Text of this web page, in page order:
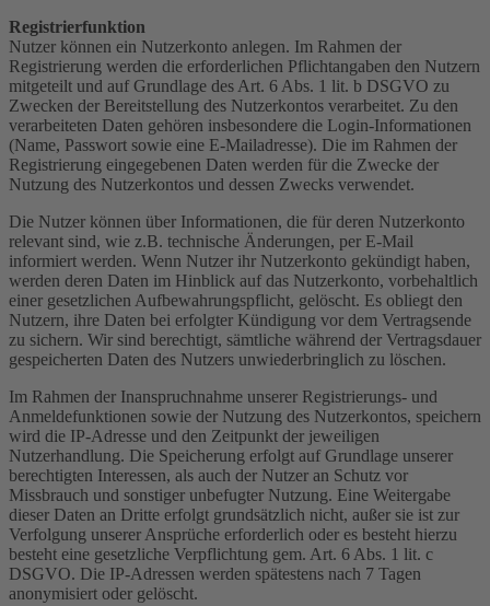
Registrierfunktion
Nutzer können ein Nutzerkonto anlegen. Im Rahmen der
Registrierung werden die erforderlichen Pflichtangaben den Nutzern
mitgeteilt und auf Grundlage des Art. 6 Abs. 1 lit. b DSGVO zu
Zwecken der Bereitstellung des Nutzerkontos verarbeitet. Zu den
verarbeiteten Daten gehören insbesondere die Login-Informationen
(Name, Passwort sowie eine E-Mailadresse). Die im Rahmen der
Registrierung eingegebenen Daten werden für die Zwecke der
Nutzung des Nutzerkontos und dessen Zwecks verwendet.
Die Nutzer können über Informationen, die für deren Nutzerkonto
relevant sind, wie z.B. technische Änderungen, per E-Mail
informiert werden. Wenn Nutzer ihr Nutzerkonto gekündigt haben,
werden deren Daten im Hinblick auf das Nutzerkonto, vorbehaltlich
einer gesetzlichen Aufbewahrungspflicht, gelöscht. Es obliegt den
Nutzern, ihre Daten bei erfolgter Kündigung vor dem Vertragsende
zu sichern. Wir sind berechtigt, sämtliche während der Vertragsdauer
gespeicherten Daten des Nutzers unwiederbringlich zu löschen.
Im Rahmen der Inanspruchnahme unserer Registrierungs- und
Anmeldefunktionen sowie der Nutzung des Nutzerkontos, speichern
wird die IP-Adresse und den Zeitpunkt der jeweiligen
Nutzerhandlung. Die Speicherung erfolgt auf Grundlage unserer
berechtigten Interessen, als auch der Nutzer an Schutz vor
Missbrauch und sonstiger unbefugter Nutzung. Eine Weitergabe
dieser Daten an Dritte erfolgt grundsätzlich nicht, außer sie ist zur
Verfolgung unserer Ansprüche erforderlich oder es besteht hierzu
besteht eine gesetzliche Verpflichtung gem. Art. 6 Abs. 1 lit. c
DSGVO. Die IP-Adressen werden spätestens nach 7 Tagen
anonymisiert oder gelöscht.